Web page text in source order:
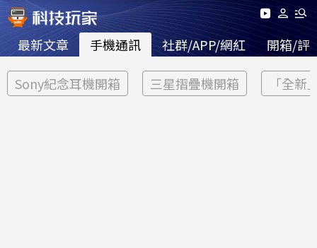
最新文章 手機通訊 社群/APP/網紅 開箱/評
Sony紀念耳機開箱 三星摺疊機開箱 「全新